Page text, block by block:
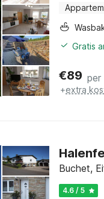
Gratis
€89 per
+extra
Buchet,
4.6 / 5